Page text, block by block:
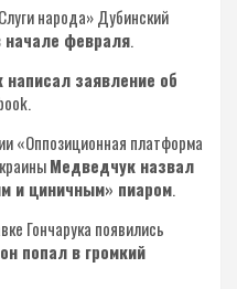
народа» Дубинский
начале февраля.
написал заявление об
«Оппозиционная платформа
Медведчук назвал
и циничным» пиаром.
Гончарука появились
попал в громкий